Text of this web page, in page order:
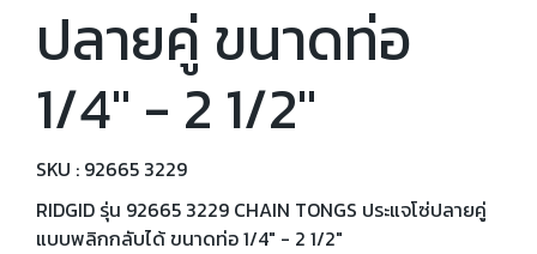
ปลายคู่ ขนาดท่อ
1/4" - 2 1/2"
SKU : 92665 3229
RIDGID รุ่น 92665 3229 CHAIN TONGS ประแจโซ่ปลายคู่
แบบพลิกกลับได้ ขนาดท่อ 1/4" - 2 1/2"